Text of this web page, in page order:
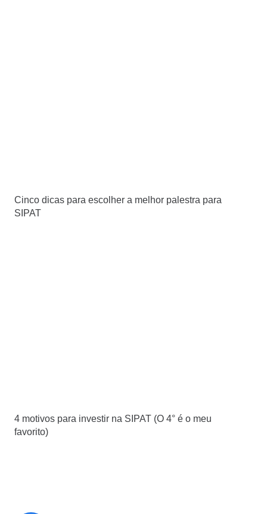
Cinco dicas para escolher a melhor palestra para
SIPAT
4 motivos para investir na SIPAT (O 4° é o meu
favorito)